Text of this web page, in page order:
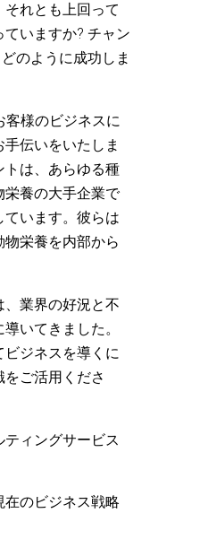
れとも上回って
いますか? チャン
のように成功しま
客様のビジネスに
伝いをいたしま
は、あらゆる種
養の大手企業で
います。彼らは
栄養を内部から
業界の好況と不
いてきました。
ジネスを導くに
ご活用くださ
ィングサービス
のビジネス戦略